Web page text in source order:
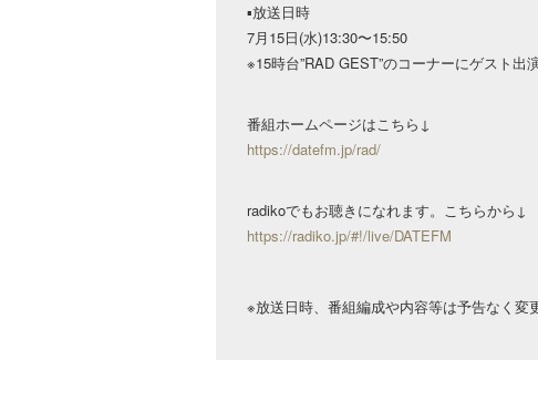
▪︎放送日時
7月15日(水)13:30〜15:50
※15時台”RAD GEST”のコーナーにゲスト出
番組ホームページはこちら↓
https://datefm.jp/rad/
radikoでもお聴きになれます。こちらから↓
https://radiko.jp/#!/live/DATEFM
※放送日時、番組編成や内容等は予告なく変